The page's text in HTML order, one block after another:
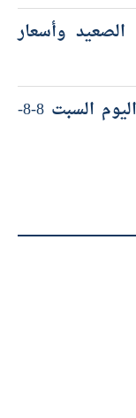
وأسعار
سعر الدينار الكويتي مقابل الجنيه اليوم السبت 8-8-